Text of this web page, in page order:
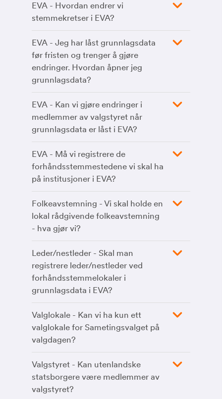
EVA - Hvordan endrer vi
stemmekretser i EVA?
EVA - Jeg har låst grunnlagsdata
før fristen og trenger å gjøre
endringer. Hvordan åpner jeg
grunnlagsdata?
EVA - Kan vi gjøre endringer i
medlemmer av valgstyret når
grunnlagsdata er låst i EVA?
EVA - Må vi registrere de
forhåndsstemmestedene vi skal ha
på institusjoner i EVA?
Folkeavstemning - Vi skal holde en
lokal rådgivende folkeavstemning
- hva gjør vi?
Leder/nestleder - Skal man
registrere leder/nestleder ved
forhåndsstemmelokaler i
grunnlagsdata i EVA?
Valglokale - Kan vi ha kun ett
valglokale for Sametingsvalget på
valgdagen?
Valgstyret - Kan utenlandske
statsborgere være medlemmer av
valgstyret?